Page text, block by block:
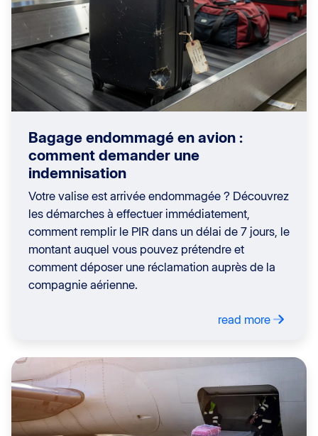
Bagage endommagé en avion :
comment demander une
indemnisation
Votre valise est arrivée endommagée ? Découvrez
les démarches à effectuer immédiatement,
comment remplir le PIR dans un délai de 7 jours, le
montant auquel vous pouvez prétendre et
comment déposer une réclamation auprès de la
compagnie aérienne.
read more